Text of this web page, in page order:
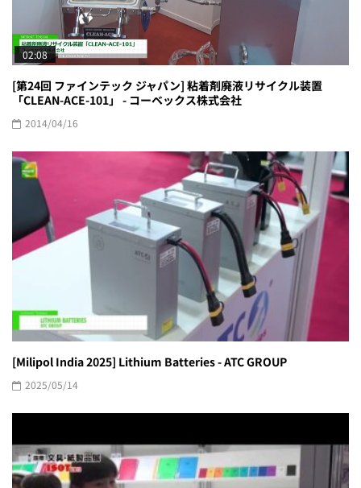
02:08
[第24回 ファインテック ジャパン] 粘着剤廃液リサイクル装置
「CLEAN-ACE-101」 - コーベックス株式会社
2014/04/16
[Milipol India 2025] Lithium Batteries - ATC GROUP
2025/05/14